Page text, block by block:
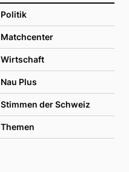
Politik
Matchcenter
Wirtschaft
Nau Plus
Stimmen der Schweiz
Themen